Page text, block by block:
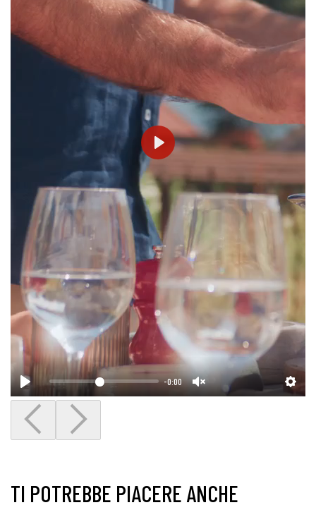
-0:00
TI POTREBBE PIACERE ANCHE